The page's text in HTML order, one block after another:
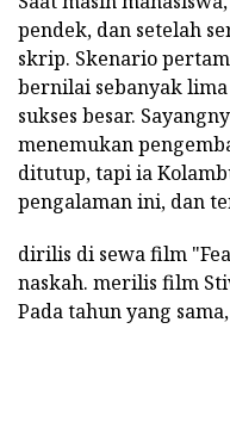
pendek, dan setelah
skrip. Skenario
bernilai sebanyak
sukses besar.
menemukan
ditutup, tapi ia
pengalaman ini, dan
dirilis di sewa film
naskah. merilis film
Pada tahun yang